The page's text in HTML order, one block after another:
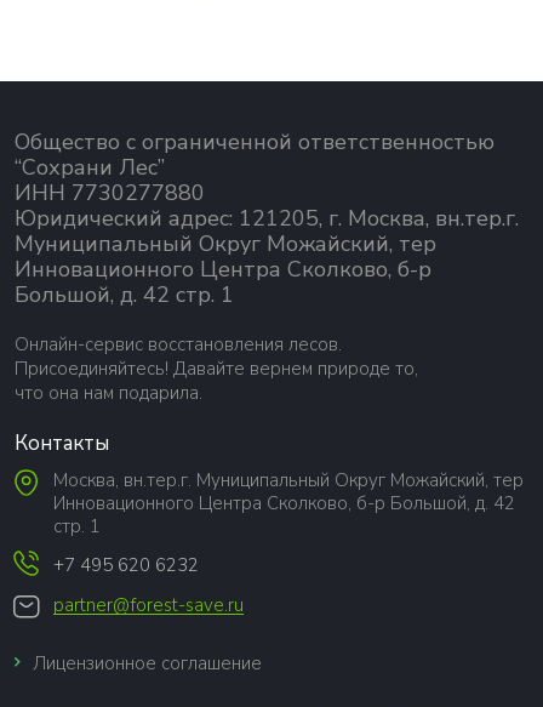
Общество с ограниченной ответственностью
“Сохрани Лес”
ИНН 7730277880
Юридический адрес: 121205, г. Москва, вн.тер.г.
Муниципальный Округ Можайский, тер
Инновационного Центра Сколково, б-р
Большой, д. 42 стр. 1
Онлайн-сервис восстановления лесов.
Присоединяйтесь! Давайте вернем природе то,
что она нам подарила.
Контакты
Москва, вн.тер.г. Муниципальный Округ Можайский, тер
Инновационного Центра Сколково, б-р Большой, д. 42
стр. 1
+7 495 620 6232
partner@forest-save.ru
Лицензионное соглашение